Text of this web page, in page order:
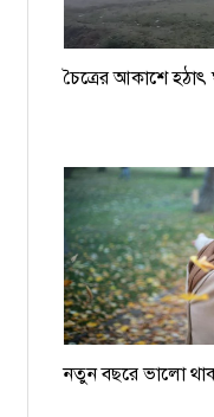
চৈত্রের আকাশে
নতুন বছরে ভালো